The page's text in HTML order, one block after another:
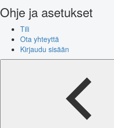
Ohje ja asetukset
Tili
Ota yhteyttä
Kirjaudu sisään